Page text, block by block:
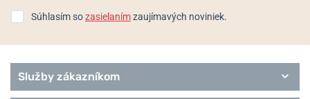
Súhlasím sozasielanímzaujímavých noviniek.
Služby zákazníkom